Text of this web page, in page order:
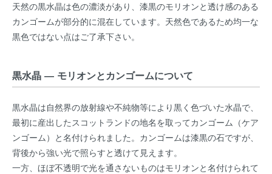
天然の黒水晶は色の濃淡があり、漆黒のモリオンと透け感のある
カンゴームが部分的に混在しています。天然色であるため均一な
黒色ではない点はご了承下さい。
黒水晶 ― モリオンとカンゴームについて
黒水晶は自然界の放射線や不純物等により黒く色づいた水晶で、
最初に産出したスコットランドの地名を取ってカンゴーム（ケア
ンゴーム）と名付けられました。カンゴームは漆黒の石ですが、
背後から強い光で照らすと透けて見えます。
一方、ほぼ不透明で光を通さないものはモリオンと名付けられて